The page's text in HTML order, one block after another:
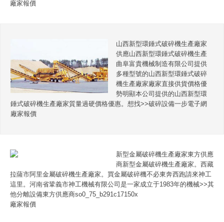
廠家報價
山西新型環錘式破碎機生產廠家
供應山西新型環錘式破碎機生產
曲阜富貴機械制造有限公司提供
多種型號的山西新型環錘式破碎
機生產廠家廠家直接供貨價格優
勢明顯本公司提供的山西新型環
錘式破碎機生產廠家質量過硬價格優惠。想找>>破碎設備一步電子網
廠家報價
新型金屬破碎機生產廠家東方供應
商新型金屬破碎機生產廠家。西藏
拉薩市阿里金屬破碎機生產廠家。買金屬破碎機不必東奔西跑請來神工
這里。河南省鞏義市神工機械有限公司是一家成立于1983年的機械>>其
他分離設備東方供應商so0_75_b291c17150x
廠家報價